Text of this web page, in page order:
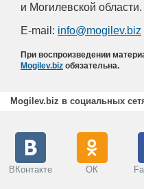
и Могилевской области.
E-mail: info@mogilev.biz
При воспроизведении
Mogilev.biz обязательна.
Mogilev.biz в социальных
ВКонтакте ОК